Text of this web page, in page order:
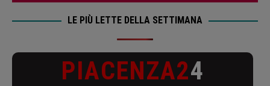
LE PIÙ LETTE DELLA SETTIMANA
PIACENZA24